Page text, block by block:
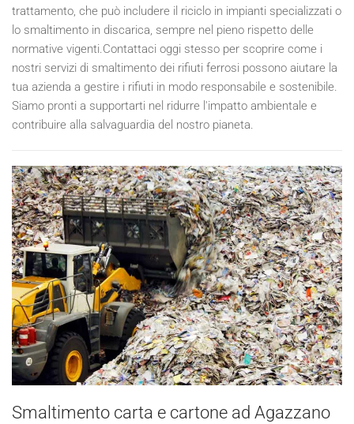
trattamento, che può includere il riciclo in impianti specializzati o
lo smaltimento in discarica, sempre nel pieno rispetto delle
normative vigenti.Contattaci oggi stesso per scoprire come i
nostri servizi di smaltimento dei rifiuti ferrosi possono aiutare la
tua azienda a gestire i rifiuti in modo responsabile e sostenibile.
Siamo pronti a supportarti nel ridurre l'impatto ambientale e
contribuire alla salvaguardia del nostro pianeta.
Smaltimento carta e cartone ad Agazzano